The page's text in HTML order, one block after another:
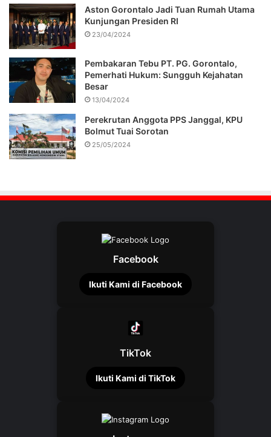
Aston Gorontalo Jadi Tuan Rumah Utama
Kunjungan Presiden RI
23/04/2024
Pembakaran Tebu PT. PG. Gorontalo,
Pemerhati Hukum: Sungguh Kejahatan
Besar
13/04/2024
Perekrutan Anggota PPS Janggal, KPU
Bolmut Tuai Sorotan
25/05/2024
Facebook
Ikuti Kami di Facebook
TikTok
Ikuti Kami di TikTok